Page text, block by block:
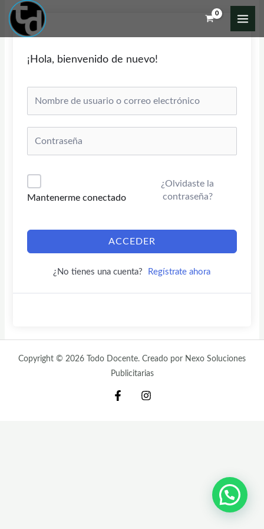
contenido
¡Hola, bienvenido de nuevo!
Mantenerme conectado
¿Olvidaste la
contraseña?
ACCEDER
¿No tienes una cuenta? Regístrate ahora
Copyright © 2026 Todo Docente. Creado por Nexo Soluciones
Publicitarias